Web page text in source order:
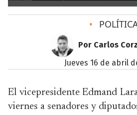
•
Por Carlos
jueves 16 de abril
El vicepresidente Edmand
viernes a senadores y